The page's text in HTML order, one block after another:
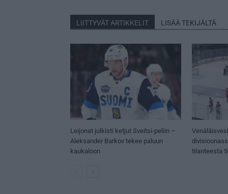
LIITTYVÄT ARTIKKELIT LISÄÄ TEKIJÄLTÄ
Leijonat julkisti ketjut Sveitsi-peliin –
Aleksander Barkov tekee paluun
kaukaloon
tilanteesta